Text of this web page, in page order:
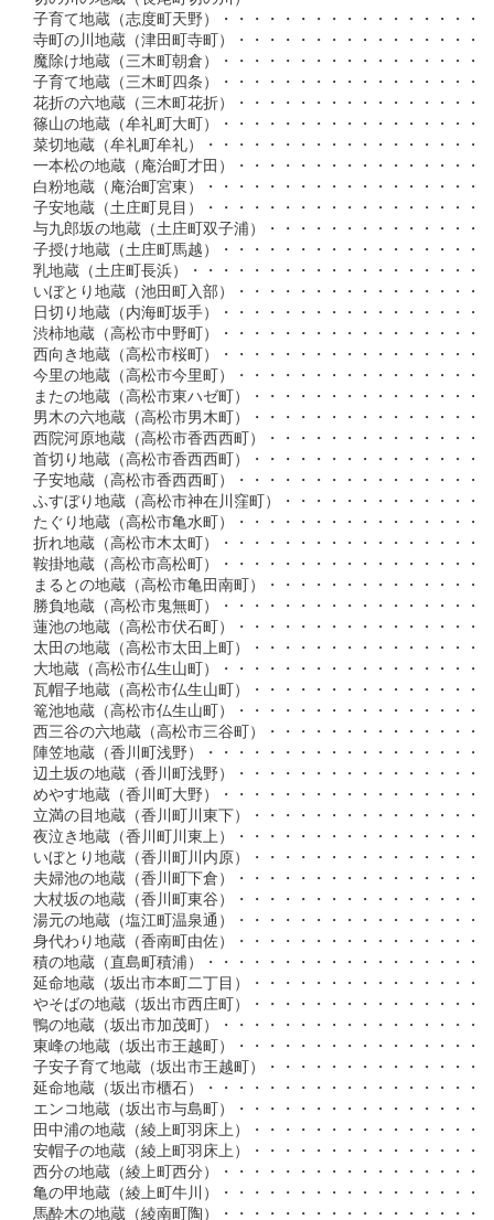
子育て地蔵（志度町天野）・・・・・・・・・・・・・・・・・
寺町の川地蔵（津田町寺町）・・・・・・・・・・・・・・・・
魔除け地蔵（三木町朝倉）・・・・・・・・・・・・・・・・・
子育て地蔵（三木町四条）・・・・・・・・・・・・・・・・・
花折の六地蔵（三木町花折）・・・・・・・・・・・・・・・・
篠山の地蔵（牟礼町大町）・・・・・・・・・・・・・・・・・
菜切地蔵（牟礼町牟礼）・・・・・・・・・・・・・・・・・・
一本松の地蔵（庵治町才田）・・・・・・・・・・・・・・・・
白粉地蔵（庵治町宮東）・・・・・・・・・・・・・・・・・・
子安地蔵（土庄町見目）・・・・・・・・・・・・・・・・・・
与九郎坂の地蔵（土庄町双子浦）・・・・・・・・・・・・・・
子授け地蔵（土庄町馬越）・・・・・・・・・・・・・・・・・
乳地蔵（土庄町長浜）・・・・・・・・・・・・・・・・・・・
いぼとり地蔵（池田町入部）・・・・・・・・・・・・・・・・
日切り地蔵（内海町坂手）・・・・・・・・・・・・・・・・・
渋柿地蔵（高松市中野町）・・・・・・・・・・・・・・・・・
西向き地蔵（高松市桜町）・・・・・・・・・・・・・・・・・
今里の地蔵（高松市今里町）・・・・・・・・・・・・・・・・
またの地蔵（高松市東ハゼ町）・・・・・・・・・・・・・・・
男木の六地蔵（高松市男木町）・・・・・・・・・・・・・・・
西院河原地蔵（高松市香西西町）・・・・・・・・・・・・・・
首切り地蔵（高松市香西西町）・・・・・・・・・・・・・・・
子安地蔵（高松市香西西町）・・・・・・・・・・・・・・・・
ふすぼり地蔵（高松市神在川窪町）・・・・・・・・・・・・・
たぐり地蔵（高松市亀水町）・・・・・・・・・・・・・・・・
折れ地蔵（高松市木太町）・・・・・・・・・・・・・・・・・
鞍掛地蔵（高松市高松町）・・・・・・・・・・・・・・・・・
まるとの地蔵（高松市亀田南町）・・・・・・・・・・・・・・
勝負地蔵（高松市鬼無町）・・・・・・・・・・・・・・・・・
蓮池の地蔵（高松市伏石町）・・・・・・・・・・・・・・・・
太田の地蔵（高松市太田上町）・・・・・・・・・・・・・・・
大地蔵（高松市仏生山町）・・・・・・・・・・・・・・・・・
瓦帽子地蔵（高松市仏生山町）・・・・・・・・・・・・・・・
篭池地蔵（高松市仏生山町）・・・・・・・・・・・・・・・・
西三谷の六地蔵（高松市三谷町）・・・・・・・・・・・・・・
陣笠地蔵（香川町浅野）・・・・・・・・・・・・・・・・・・
辺土坂の地蔵（香川町浅野）・・・・・・・・・・・・・・・・
めやす地蔵（香川町大野）・・・・・・・・・・・・・・・・・
立満の目地蔵（香川町川東下）・・・・・・・・・・・・・・・
夜泣き地蔵（香川町川東上）・・・・・・・・・・・・・・・・
いぼとり地蔵（香川町川内原）・・・・・・・・・・・・・・・
夫婦池の地蔵（香川町下倉）・・・・・・・・・・・・・・・・
大杖坂の地蔵（香川町東谷）・・・・・・・・・・・・・・・・
湯元の地蔵（塩江町温泉通）・・・・・・・・・・・・・・・・
身代わり地蔵（香南町由佐）・・・・・・・・・・・・・・・・
積の地蔵（直島町積浦）・・・・・・・・・・・・・・・・・・
延命地蔵（坂出市本町二丁目）・・・・・・・・・・・・・・・
やそばの地蔵（坂出市西庄町）・・・・・・・・・・・・・・・
鴨の地蔵（坂出市加茂町）・・・・・・・・・・・・・・・・・
東峰の地蔵（坂出市王越町）・・・・・・・・・・・・・・・・
子安子育て地蔵（坂出市王越町）・・・・・・・・・・・・・・
延命地蔵（坂出市櫃石）・・・・・・・・・・・・・・・・・・
エンコ地蔵（坂出市与島町）・・・・・・・・・・・・・・・・
田中浦の地蔵（綾上町羽床上）・・・・・・・・・・・・・・・
安帽子の地蔵（綾上町羽床上）・・・・・・・・・・・・・・・
西分の地蔵（綾上町西分）・・・・・・・・・・・・・・・・・
亀の甲地蔵（綾上町牛川）・・・・・・・・・・・・・・・・・
馬酔木の地蔵（綾南町陶）・・・・・・・・・・・・・・・・・